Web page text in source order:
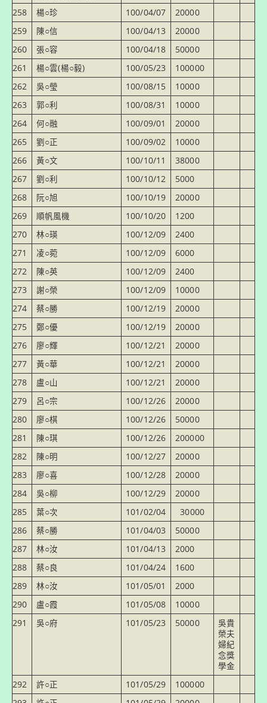
258
楊○珍 100/04/07
20000
259
陳○信 100/04/13
20000
260
張○容 100/04/18
50000
261
楊○雲(楊○毅) 100/05/23
100000
262
吳○瑩 100/08/15
10000
263
郭○利 100/08/31
10000
264
何○融 100/09/01
20000
265
劉○正 100/09/02
10000
266
黃○文 100/10/11
38000
267
劉○利 100/10/12
5000
268
阮○旭 100/10/19
20000
269
順帆風機 100/10/20
1200
270
林○瑛 100/12/09
2400
271
凌○菀 100/12/09
6000
272
陳○英 100/12/09
2400
273
謝○榮 100/12/09
10000
274
蔡○勝 100/12/19
20000
275
鄭○優 100/12/19
20000
276
廖○輝 100/12/21
20000
277
黃○華 100/12/21
20000
278
盧○山 100/12/21
20000
279
呂○宗 100/12/26
20000
280
廖○棋 100/12/26
50000
281
陳○琪 100/12/26
200000
282
陳○明 100/12/27
20000
283
廖○喜 100/12/28
20000
284
吳○柳 100/12/29
20000
285
葉○次 101/02/04
30000
286
蔡○勝 101/04/03
50000
287
林○汝 101/04/13
2000
288
蔡○良 101/04/24
1600
289
林○汝 101/05/01
2000
290
盧○霞 101/05/08
10000
291
吳○府 101/05/23 50000
吳貴
榮夫
婦紀
念獎
學金
292
許○正 101/05/29
100000